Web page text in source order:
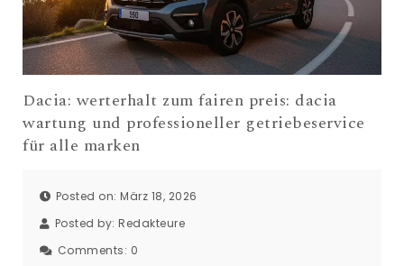
Dacia: werterhalt zum fairen preis: dacia
wartung und professioneller getriebeservice
für alle marken
Posted on: März 18, 2026
Posted by: Redakteure
Comments: 0